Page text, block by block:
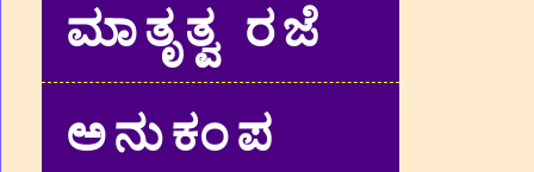
ಮಾತೃತ್ವ ರಜೆ
ಅನುಕಂಪ